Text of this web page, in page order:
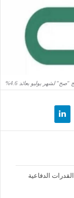
لشهر يوليو بعائد 4.6%
الدفاعية